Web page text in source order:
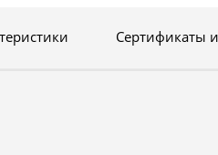
Сертификаты